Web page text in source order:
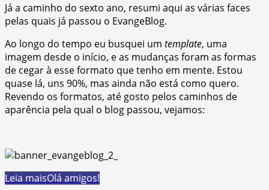
Já a caminho do sexto ano, resumi aqui as várias faces
pelas quais já passou o EvangeBlog.
Ao longo do tempo eu busquei um template, uma
imagem desde o início, e as mudanças foram as formas
de cegar à esse formato que tenho em mente. Estou
quase lá, uns 90%, mas ainda não está como quero.
Revendo os formatos, até gosto pelos caminhos de
aparência pela qual o blog passou, vejamos:
Leia maisOlá amigos!